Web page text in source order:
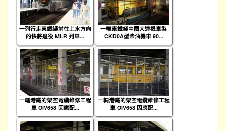
一列行走東鐵綫前往上水方向
的快將退役 MLR 列車...
一輛東鐵綫中國大連機車製
CKD0A型柴油機車 90...
一輛港鐵的架空電纜維修工程
車 OIV658 因應配...
一輛港鐵的架空電纜維修工程
車 OIV658 因應配...